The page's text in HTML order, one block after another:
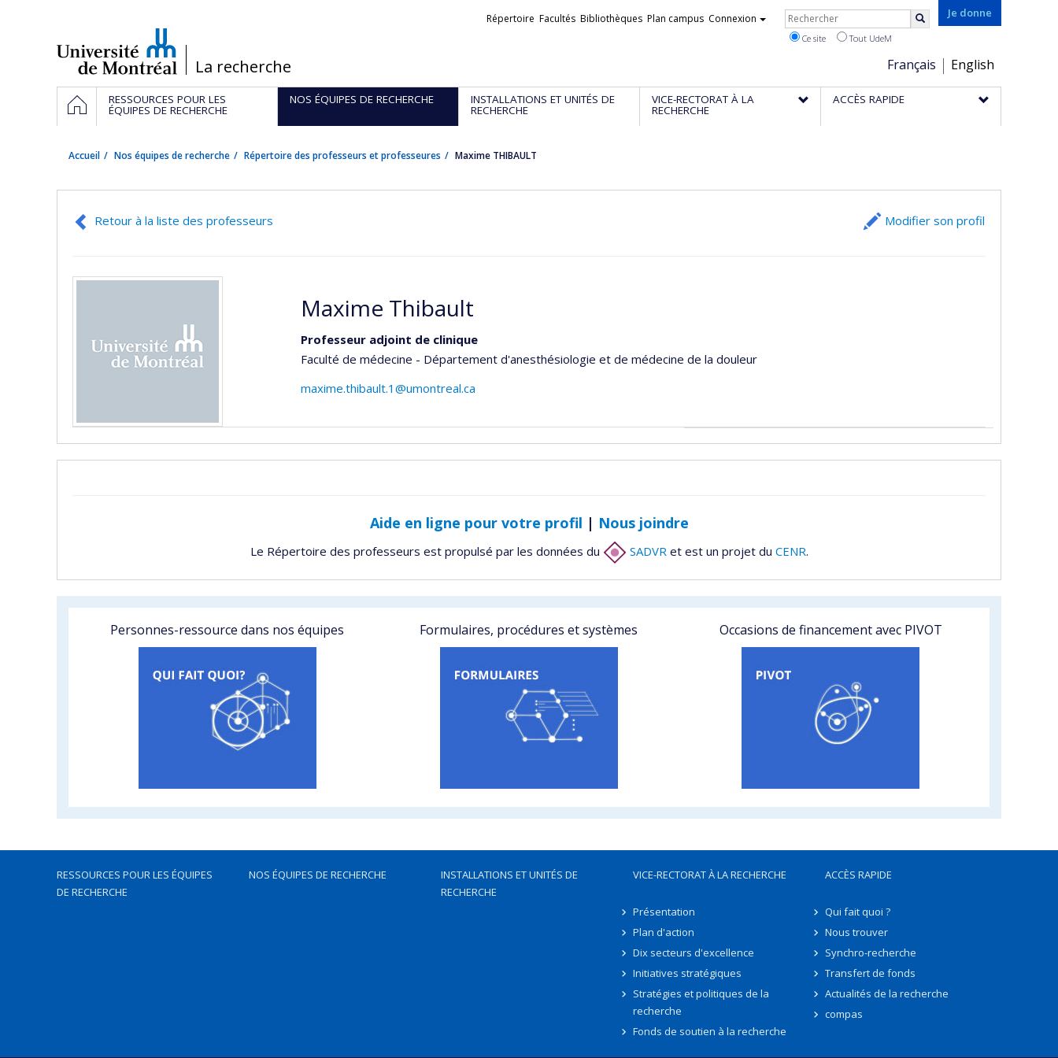
/La recherche
Je donne
Choix
de
la
Français English
Liens
Répertoire Facultés Bibliothèques Plan campus Connexion Rechercher
Ce site Tout UdeM
Navigation
principale
ACCUEILRESSOURCES POUR LES
ÉQUIPES DE RECHERCHE
NOS ÉQUIPES DE RECHERCHE INSTALLATIONS ET UNITÉS DE
RECHERCHE
VICE-RECTORAT À LA
RECHERCHE
ACCÈS RAPIDE
Accueil Nos équipes de recherche Répertoire des professeurs et professeures Maxime THIBAULT
Retour à la liste des professeurs Modifier son profil
Maxime Thibault
Professeur adjoint de clinique
Faculté de médecine - Département d'anesthésiologie et de médecine de la douleur
maxime.thibault.1@umontreal.ca
Aide en ligne pour votre profil | Nous joindre
Le Répertoire des professeurs est propulsé par les données du SADVR et est un projet du CENR.
Personnes-ressource dans nos équipes Formulaires, procédures et systèmes Occasions de financement avec PIVOT
RESSOURCES POUR LES ÉQUIPES
DE RECHERCHE
NOS ÉQUIPES DE RECHERCHE
INSTALLATIONS ET UNITÉS DE
RECHERCHE
VICE-RECTORAT À LA RECHERCHE
Présentation
Plan d'action
Dix secteurs d'excellence
Initiatives stratégiques
Stratégies et politiques de la
recherche
Fonds de soutien à la recherche
ACCÈS RAPIDE
Qui fait quoi ?
Nous trouver
Synchro-recherche
Transfert de fonds
Actualités de la recherche
compas